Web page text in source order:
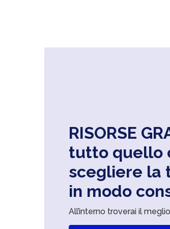
RISORSE
tutto quello
scegliere la
in modo
All’interno troverai il